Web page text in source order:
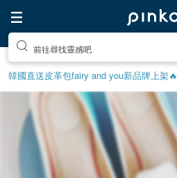
前往尋找靈感吧
韓國直送皮革包fairy and you新品牌上架🔥